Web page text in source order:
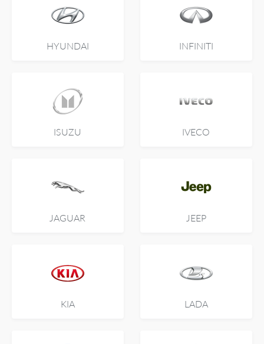
HYUNDAI INFINITI
ISUZU IVECO
JAGUAR JEEP
KIA LADA